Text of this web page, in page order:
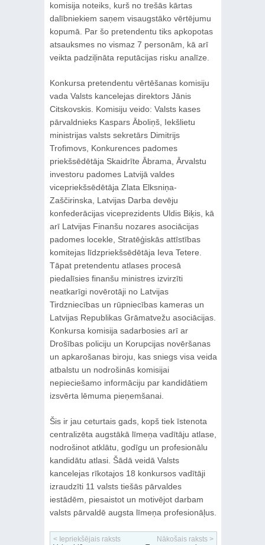
komisija noteiks, kurš no trešās kārtas
dalībniekiem saņem visaugstāko vērtējumu
kopumā. Par šo pretendentu tiks apkopotas
atsauksmes no vismaz 7 personām, kā arī
veikta padziļināta reputācijas risku analīze.
Konkursa pretendentu vērtēšanas komisiju
vada Valsts kancelejas direktors Jānis
Citskovskis. Komisiju veido: Valsts kases
pārvaldnieks Kaspars Āboliņš, Iekšlietu
ministrijas valsts sekretārs Dimitrijs
Trofimovs, Konkurences padomes
priekšsēdētāja Skaidrīte Ābrama, Ārvalstu
investoru padomes Latvijā valdes
vicepriekšsēdētāja Zlata Elksniņa-
Zaščirinska, Latvijas Darba devēju
konfederācijas viceprezidents Uldis Biķis, kā
arī Latvijas Finanšu nozares asociācijas
padomes locekle, Stratēģiskās attīstības
komitejas līdzpriekšsēdētāja Ieva Tetere.
Tāpat pretendentu atlases procesā
piedalīsies finanšu ministres izvirzīti
neatkarīgi novērotāji no Latvijas
Tirdzniecības un rūpniecības kameras un
Latvijas Republikas Grāmatvežu asociācijas.
Konkursa komisija sadarbosies arī ar
Drošības policiju un Korupcijas novēršanas
un apkarošanas biroju, kas sniegs visa veida
atbalstu un nodrošinās komisijai
nepieciešamo informāciju par kandidātiem
izsvērta lēmuma pieņemšanai.
Šis ir jau ceturtais gads, kopš tiek īstenota
centralizēta augstākā līmeņa vadītāju atlase,
nodrošinot atklātu, godīgu un profesionālu
kandidātu atlasi. Šādā veidā Valsts
kancelejas rīkotajos 18 konkursos vadītāji
izraudzīti 11 valsts tiešās pārvaldes
iestādēm, piesaistot un motivējot darbam
valsts pārvaldē augsta līmeņa profesionāļus.
< Iepriekšējais raksts
Nākošais raksts >